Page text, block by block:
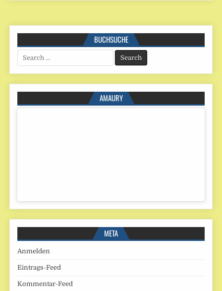
BUCHSUCHE
Search
for:
AMAURY
META
Anmelden
Eintrags-Feed
Kommentar-Feed